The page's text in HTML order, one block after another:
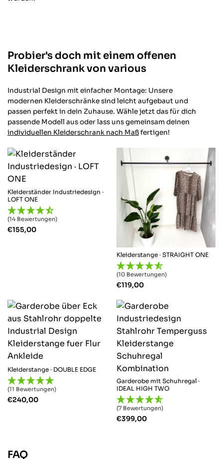
Probier's doch mit einem offenen
Kleiderschrank von various
Industrial Design mit einfacher Montage: Unsere
modernen Kleiderschränke sind leicht aufgebaut und
passen perfekt in dein Zuhause. Wähle jetzt das für dich
passende Modell aus oder lass uns gemeinsam deinen
individuellen Kleiderschrank nach Maßfertigen!
Kleiderständer Industriedesign ·
LOFT ONE
(14 Bewertungen)
€155,00
Kleiderstange · STRAIGHT ONE
(10 Bewertungen)
€119,00
Kleiderstange · DOUBLE EDGE
(11 Bewertungen)
€240,00
Garderobe mit Schuhregal ·
IDEAL HIGH TWO
(7 Bewertungen)
€399,00
FAQ